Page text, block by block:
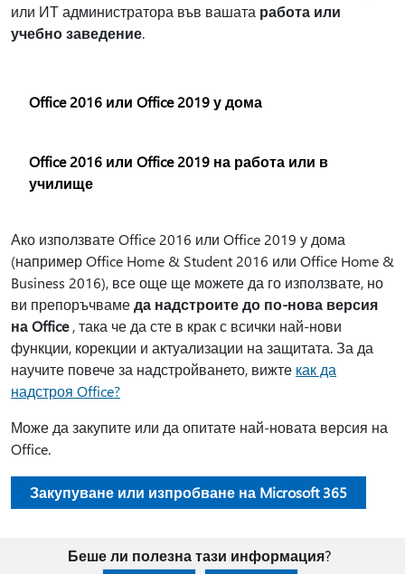
или ИТ администратора във вашата работа или
учебно заведение.
Office 2016 или Office 2019 у дома
Office 2016 или Office 2019 на работа или в
училище
Ако използвате Office 2016 или Office 2019 у дома
(например Office Home & Student 2016 или Office Home &
Business 2016), все още ще можете да го използвате, но
ви препоръчвамеда надстроите до по-нова версия
на Office, така че да сте в крак с всички най-нови
функции, корекции и актуализации на защитата. За да
научите повече за надстройването, вижте как да
надстроя Office?
Може да закупите или да опитате най-новата версия на
Office.
Закупуване или изпробване на Microsoft 365
Беше ли полезна тази информация?